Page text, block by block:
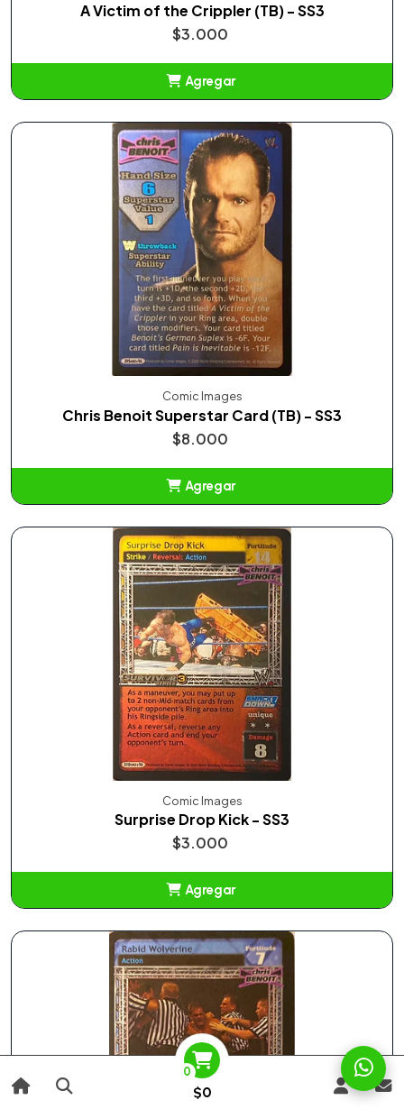
0
$0
A Victim of the Crippler (TB) - SS3
$3.000
Agregar
Comic Images
Chris Benoit Superstar Card (TB) - SS3
$8.000
Agregar
Comic Images
Surprise Drop Kick - SS3
$3.000
Agregar